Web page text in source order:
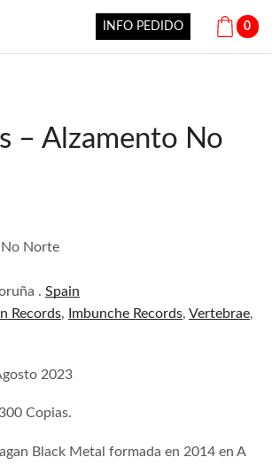
INFO PEDIDO 0
– Alzamento No
No Norte
. Spain
Records, Imbunche Records, Vertebrae,
2023
300 Copias.
Black Metal formada en 2014 en A